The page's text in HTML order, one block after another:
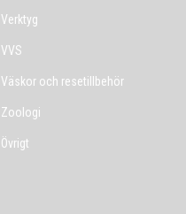
Verktyg
VVS
Väskor och resetillbehör
Zoologi
Övrigt